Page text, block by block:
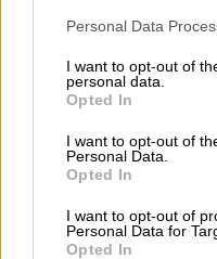
Please note that this
not limited to your visit or
grant or deny consent to
use your data for below
consent section.
Personal Data
I want to opt-out of
personal data.
Opted In
I want to opt-out of
Personal Data.
Opted In
I want to opt-out of
Personal Data for
Opted In
Σύμφωνα με
δυο υπουργοί
παροχή εκ μέρους
τεχνογνωσίας για
και την προώθηση
τεχνικών